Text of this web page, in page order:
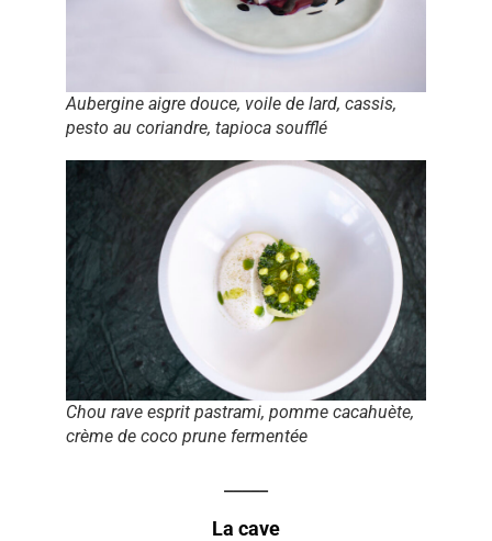
Aubergine aigre douce, voile de lard, cassis,
pesto au coriandre, tapioca soufflé
Chou rave esprit pastrami, pomme cacahuète,
crème de coco prune fermentée
La cave